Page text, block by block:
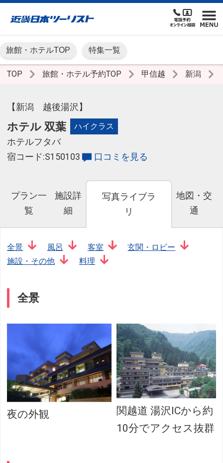
旅館・ホテルTOP 特集一覧
TOP 旅館・ホテル予約TOP 甲信越 新潟
【新潟 越後湯沢】
ホテル 双葉 ハイクラス
ホテルフタバ
宿コード:S150103
口コミを見る
プラン一
覧
施設詳
細
写真ライブラ
リ
地図・交
通
全景 風呂 客室
玄関・ロビー
施設・その他
料理
全景
夜の外観
関越道 湯沢ICから約
10分でアクセス抜群